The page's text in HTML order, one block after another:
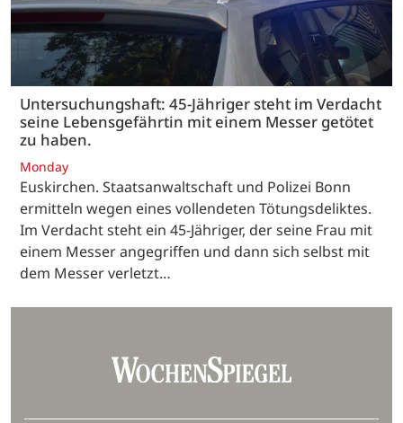
Untersuchungshaft: 45-Jähriger steht im Verdacht
seine Lebensgefährtin mit einem Messer getötet
zu haben.
Monday
Euskirchen. Staatsanwaltschaft und Polizei Bonn
ermitteln wegen eines vollendeten Tötungsdeliktes.
Im Verdacht steht ein 45-Jähriger, der seine Frau mit
einem Messer angegriffen und dann sich selbst mit
dem Messer verletzt…